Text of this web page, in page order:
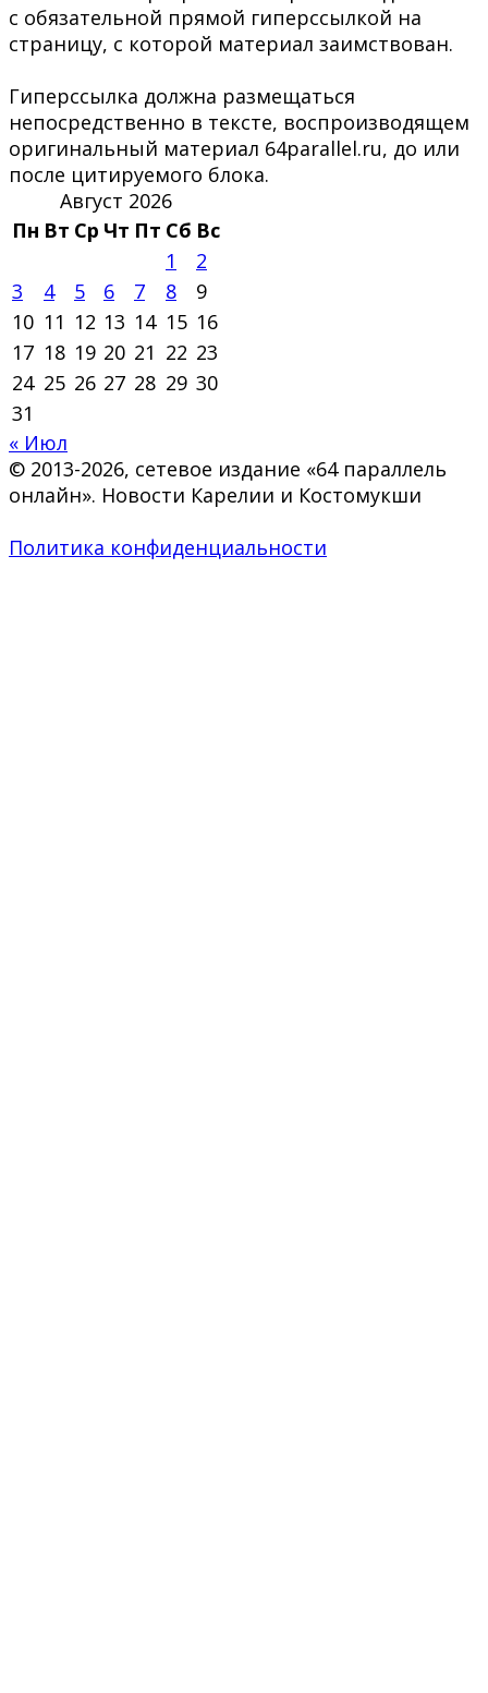
с обязательной прямой гиперссылкой на
страницу, с которой материал заимствован.
Гиперссылка должна размещаться
непосредственно в тексте, воспроизводящем
оригинальный материал 64parallel.ru, до или
после цитируемого блока.
Август 2026
Пн Вт Ср Чт Пт Сб Вс
1
2
3
4 5 6 7 8
9
10 11 12 13 14 15 16
17 18 19 20 21 22 23
24 25 26 27 28 29 30
31
« Июл
© 2013-2026, сетевое издание «64 параллель
онлайн». Новости Карелии и Костомукши
Политика конфиденциальности